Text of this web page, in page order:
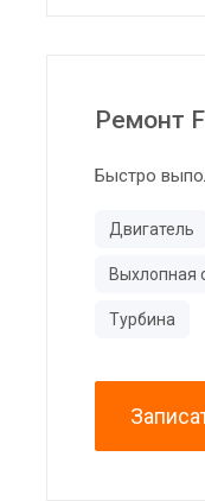
Ремонт
Быстро
Двигатель
Выхлопная
Турбина